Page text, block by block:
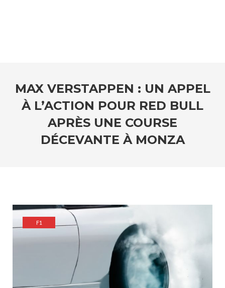
MAX VERSTAPPEN : UN APPEL
À L’ACTION POUR RED BULL
APRÈS UNE COURSE
DÉCEVANTE À MONZA
F1